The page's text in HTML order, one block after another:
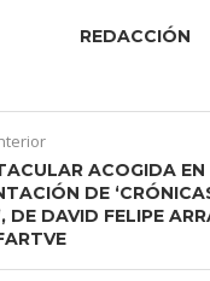
REDACCIÓN
ACOGIDA
DE
DE DAVID FELIPE